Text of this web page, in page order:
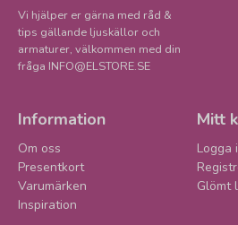
Vi hjälper er gärna med råd &
tips gällande ljuskällor och
armaturer, välkommen med din
fråga INFO@ELSTORE.SE
Information
Om oss
Presentkort
Varumärken
Inspiration
Mitt
Logga
Glömt